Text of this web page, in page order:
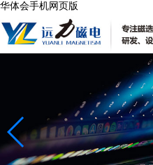
华体会手机网页版